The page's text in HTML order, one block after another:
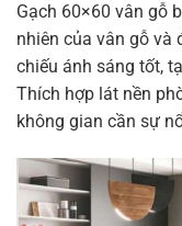
Gạch 60×60 vân gỗ
nhiên của vân gỗ và
chiếu ánh sáng tốt,
Thích hợp lát nền
không gian cần sự